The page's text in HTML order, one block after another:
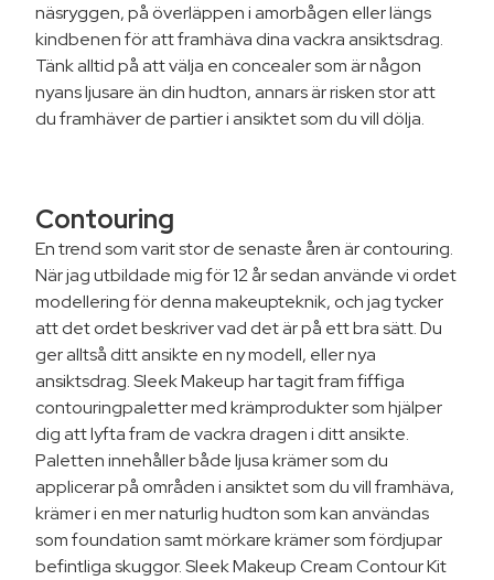
näsryggen, på överläppen i amorbågen eller längs
kindbenen för att framhäva dina vackra ansiktsdrag.
Tänk alltid på att välja en concealer som är någon
nyans ljusare än din hudton, annars är risken stor att
du framhäver de partier i ansiktet som du vill dölja.
Contouring
En trend som varit stor de senaste åren är contouring.
När jag utbildade mig för 12 år sedan använde vi ordet
modellering för denna makeupteknik, och jag tycker
att det ordet beskriver vad det är på ett bra sätt. Du
ger alltså ditt ansikte en ny modell, eller nya
ansiktsdrag. Sleek Makeup har tagit fram fiffiga
contouringpaletter med krämprodukter som hjälper
dig att lyfta fram de vackra dragen i ditt ansikte.
Paletten innehåller både ljusa krämer som du
applicerar på områden i ansiktet som du vill framhäva,
krämer i en mer naturlig hudton som kan användas
som foundation samt mörkare krämer som fördjupar
befintliga skuggor. Sleek Makeup Cream Contour Kit